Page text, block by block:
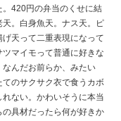
420円の弁当のくせに結
。白身魚天。ナス天。ピ
天って二重表現になって
マイモって普通に好きな
んだお前らか、みたい
のサクサク衣で食うカボ
ない。かわいそうに本当
具材だったら何が好きか